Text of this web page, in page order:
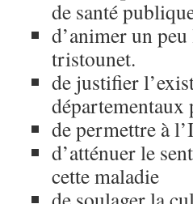
de santé
d’animer un
tristounet.
de justifier
départementaux
de permettre à
d’atténuer le
cette maladie